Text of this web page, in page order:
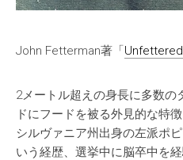
John Fetterman著「Unfettered
2メートル超えの身長に多数の
ドにフードを被る外見的な特
シルヴァニア州出身の左派ポ
いう経歴、選挙中に脳卒中を